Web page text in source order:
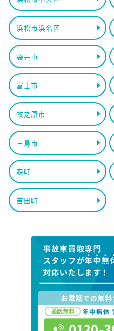
浜松市浜名区
袋井市
富士市
牧之原市
三島市
森町
吉田町